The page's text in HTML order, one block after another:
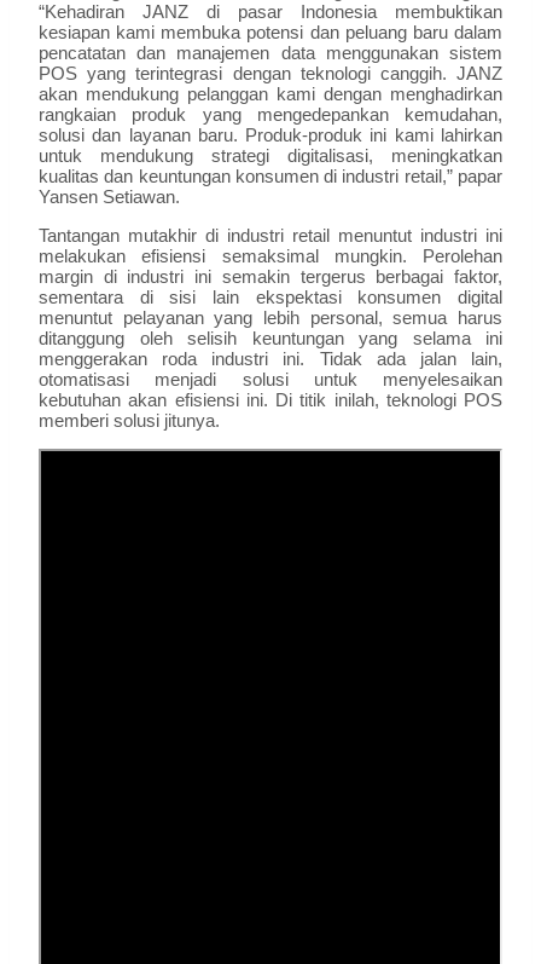
“Kehadiran JANZ di pasar Indonesia membuktikan
kesiapan kami membuka potensi dan peluang baru dalam
pencatatan dan manajemen data menggunakan sistem
POS yang terintegrasi dengan teknologi canggih. JANZ
akan mendukung pelanggan kami dengan menghadirkan
rangkaian produk yang mengedepankan kemudahan,
solusi dan layanan baru. Produk-produk ini kami lahirkan
untuk mendukung strategi digitalisasi, meningkatkan
kualitas dan keuntungan konsumen di industri retail,” papar
Yansen Setiawan.
Tantangan mutakhir di industri retail menuntut industri ini
melakukan efisiensi semaksimal mungkin. Perolehan
margin di industri ini semakin tergerus berbagai faktor,
sementara di sisi lain ekspektasi konsumen digital
menuntut pelayanan yang lebih personal, semua harus
ditanggung oleh selisih keuntungan yang selama ini
menggerakan roda industri ini. Tidak ada jalan lain,
otomatisasi menjadi solusi untuk menyelesaikan
kebutuhan akan efisiensi ini. Di titik inilah, teknologi POS
memberi solusi jitunya.